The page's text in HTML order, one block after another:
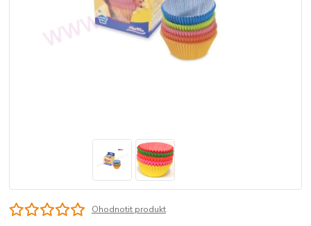
Ohodnotit produkt